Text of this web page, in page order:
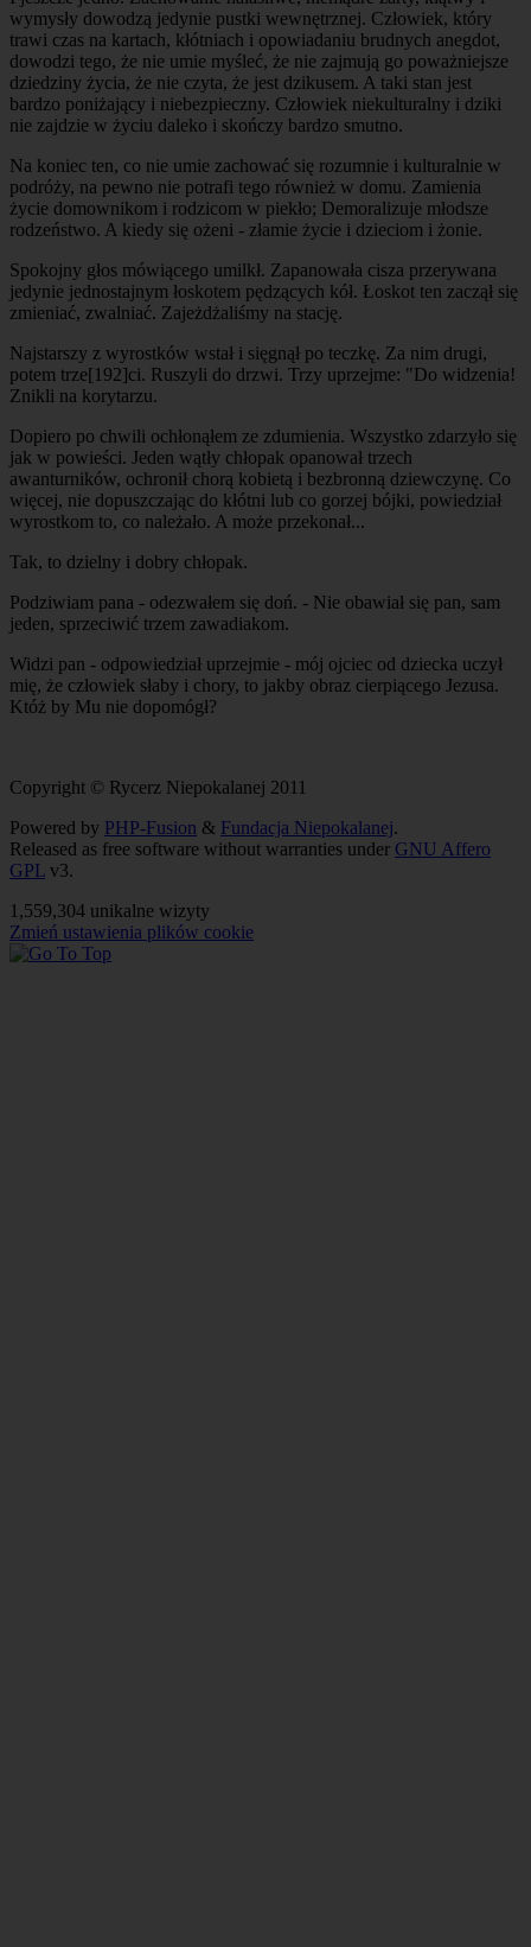
wymysły dowodzą jedynie pustki wewnętrznej. Człowiek, który
trawi czas na kartach, kłótniach i opowiadaniu brudnych anegdot,
dowodzi tego, że nie umie myśleć, że nie zajmują go poważniejsze
dziedziny życia, że nie czyta, że jest dzikusem. A taki stan jest
bardzo poniżający i niebezpieczny. Człowiek niekulturalny i dziki
nie zajdzie w życiu daleko i skończy bardzo smutno.
Na koniec ten, co nie umie zachować się rozumnie i kulturalnie w
podróży, na pewno nie potrafi tego również w domu. Zamienia
życie domownikom i rodzicom w piekło; Demoralizuje młodsze
rodzeństwo. A kiedy się ożeni - złamie życie i dzieciom i żonie.
Spokojny głos mówiącego umilkł. Zapanowała cisza przerywana
jedynie jednostajnym łoskotem pędzących kół. Łoskot ten zaczął się
zmieniać, zwalniać. Zajeżdżaliśmy na stację.
Najstarszy z wyrostków wstał i sięgnął po teczkę. Za nim drugi,
potem trze[192]ci. Ruszyli do drzwi. Trzy uprzejme: "Do widzenia!
Znikli na korytarzu.
Dopiero po chwili ochłonąłem ze zdumienia. Wszystko zdarzyło się
jak w powieści. Jeden wątły chłopak opanował trzech
awanturników, ochronił chorą kobietą i bezbronną dziewczynę. Co
więcej, nie dopuszczając do kłótni lub co gorzej bójki, powiedział
wyrostkom to, co należało. A może przekonał...
Tak, to dzielny i dobry chłopak.
Podziwiam pana - odezwałem się doń. - Nie obawiał się pan, sam
jeden, sprzeciwić trzem zawadiakom.
Widzi pan - odpowiedział uprzejmie - mój ojciec od dziecka uczył
mię, że człowiek słaby i chory, to jakby obraz cierpiącego Jezusa.
Któż by Mu nie dopomógł?
Copyright © Rycerz Niepokalanej 2011
Powered by PHP-Fusion & Fundacja Niepokalanej.
Released as free software without warranties under GNU Affero
GPL v3.
1,559,304 unikalne wizyty
Zmień ustawienia plików cookie